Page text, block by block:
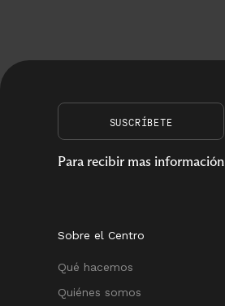
SUSCRÍBETE
Para recibir mas información
Sobre el Centro
Qué hacemos
Quiénes somos